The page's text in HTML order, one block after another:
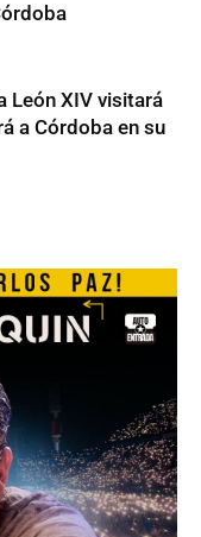
León XIV visitará
a Córdoba en su